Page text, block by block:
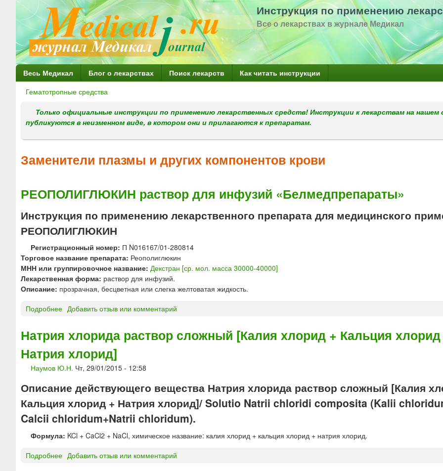
Перейти
к
содержанию
Инструкция по применению
Все о лекарствах в журнале Медикал
Г
л
в
н
е
е
н
ю
Весь Медикал Блог о лекарствах Поиск лекарств Как читать инструкции
Вы
здесь
Гематотропные средства
Только официальные инструкции по применению лекарственных средств! Инструкции к лекарствам на нашем
публикуются в неизменном виде, в котором они и прилагаются к препаратам.
Заменители плазмы и других компонентов крови
РЕОПОЛИГЛЮКИН раствор для инфузий «Белмедпрепараты»
Инструкция по применению лекарственного препарата для медицинского
РЕОПОЛИГЛЮКИН
Регистрационный номер: П N016167/01-280814
Торговое название препарата: Реополиглюкин
МНН или группировочное название: Декстран [ср. мол. масса 30000-40000]
Лекарственная форма: раствор для инфузий.
Описание: прозрачная, бесцветная или слегка желтоватая жидкость.
Подробнее
О
П
О
Л
Г
Л
Ю
К
И
Добавить отзыв или комментарий
Натрия хлорида раствор сложный [Калия хлорид + Кальция
Натрия хлорид]
Наумов Ю.Н. Чт, 29/01/2015 - 12:58
Описание действующего вещества Натрия хлорида раствор сложный [Калия
Кальция хлорид + Натрия хлорид]/ Solutio Natrii chloridi composita (Kalii
Calcii chloridum+Natrii chloridum).
Формула: KCl + CaCl2 + NaCl, химическое название: калия хлорид + кальция хлорид + натрия хлорид.
Подробнее Добавить отзыв или комментарий